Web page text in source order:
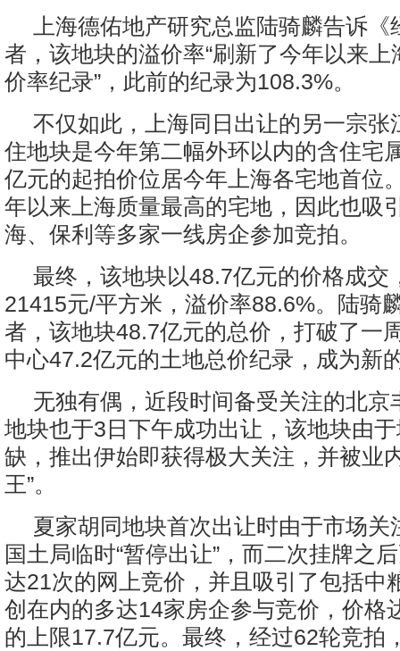
上海德佑地产研究总监陆骑麟告诉
者，该地块的溢价率“刷新了今年以来
价率纪录”，此前的纪录为108.3%。
不仅如此，上海同日出让的另一宗张
住地块是今年第二幅外环以内的含住宅
亿元的起拍价位居今年上海各宅地首位
年以来上海质量最高的宅地，因此也吸
海、保利等多家一线房企参加竞拍。
最终，该地块以48.7亿元的价格成交
21415元/平方米，溢价率88.6%。陆骑
者，该地块48.7亿元的总价，打破了一
中心47.2亿元的土地总价纪录，成为新
无独有偶，近段时间备受关注的北京
地块也于3日下午成功出让，该地块由
缺，推出伊始即获得极大关注，并被业
王”。
夏家胡同地块首次出让时由于市场关
国土局临时“暂停出让”，而二次挂牌之
达21次的网上竞价，并且吸引了包括中
创在内的多达14家房企参与竞价，价格
的上限17.7亿元。最终，经过62轮竞拍